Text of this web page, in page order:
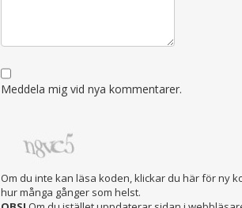
Meddela mig vid nya kommentarer.
Om du inte kan läsa koden, klickar du här för ny
hur många gånger som helst.